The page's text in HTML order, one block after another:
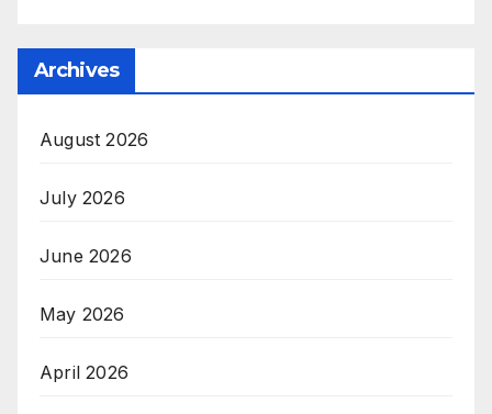
Archives
August 2026
July 2026
June 2026
May 2026
April 2026